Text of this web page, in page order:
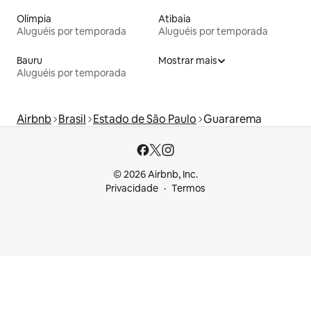
Olímpia
Aluguéis por temporada
Atibaia
Aluguéis por temporada
Bauru
Aluguéis por temporada
Mostrar mais
Airbnb Brasil Estado de São Paulo Guararema
© 2026 Airbnb, Inc.
Privacidade
Termos